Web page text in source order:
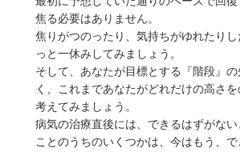
焦る必要はありません。
焦りがつのったり、気持ちがゆれたりし
っと一休みしてみましょう。
そして、あなたが目標とする『階段』
く、これまであなたがどれだけの高さ
考えてみましょう。
病気の治療直後には、できるはずがな
ことのうちのいくつかは、今はもう、